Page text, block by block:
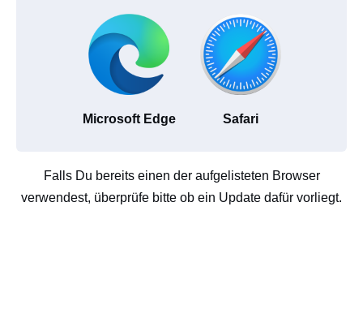
Microsoft Edge Safari
Falls Du bereits einen der aufgelisteten Browser
verwendest, überprüfe bitte ob ein Update dafür vorliegt.